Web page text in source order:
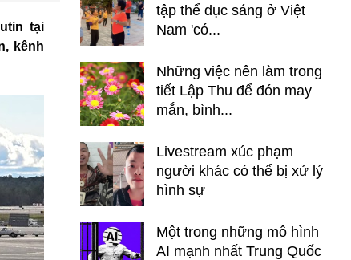
tại
kênh
tập thể dục sáng ở Việt
Nam 'có...
Những việc nên làm trong
tiết Lập Thu để đón may
mắn, bình...
Livestream xúc phạm
người khác có thể bị xử lý
hình sự
Một trong những mô hình
AI mạnh nhất Trung Quốc